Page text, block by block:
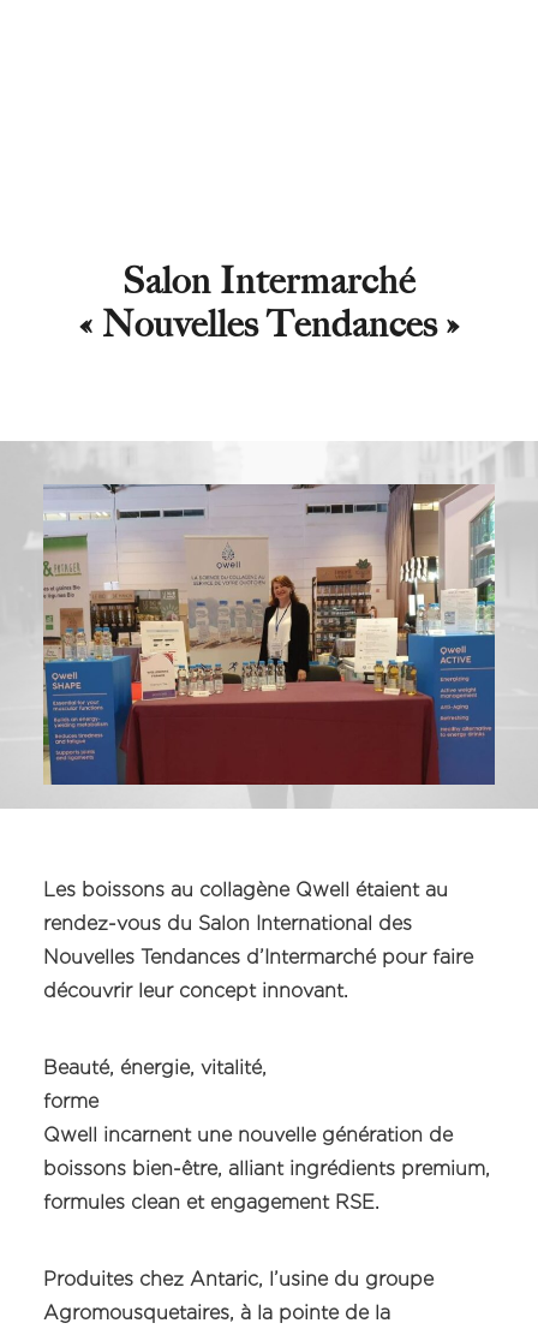
Salon Intermarché
« Nouvelles Tendances »
Les boissons au collagène Qwell étaient au
rendez-vous du Salon International des
Nouvelles Tendances d’Intermarché pour faire
découvrir leur concept innovant.
Beauté, énergie, vitalité,
forme
Qwell incarnent une nouvelle génération de
boissons bien-être, alliant ingrédients premium,
formules clean et engagement RSE.
Produites chez Antaric, l’usine du groupe
Agromousquetaires, à la pointe de la